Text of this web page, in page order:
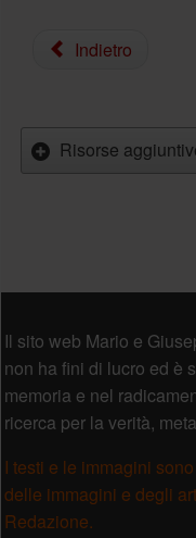
Indietro
Risorse
Il sito web Mario e
non ha fini di lucro ed è
memoria e nel
ricerca per la verità,
I testi e le immagini
delle immagini e degli
Redazione.